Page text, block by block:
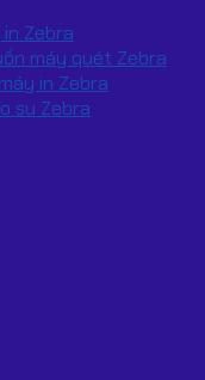
Zebra
máy quét Zebra
in Zebra
su Zebra